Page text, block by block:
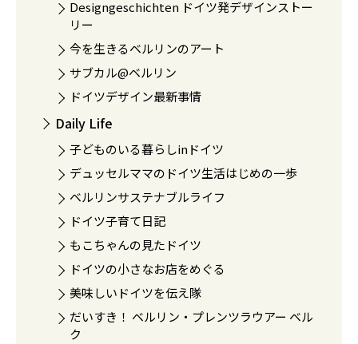
Designgeschichten ドイツ発デザインストー
リー
今を生きるベルリンのアート
サブカル@ベルリン
ドイツデザイン最新事情
Daily Life
子どものいる暮らしinドイツ
デュッセルママのドイツ生活はじめの一歩
ベルリンサステナブルライフ
ドイツ子育て日記
もこちゃんの見たドイツ
ドイツの小さなお店をめぐる
美味しいドイツを伝え隊
だいすき！ ベルリン・プレンツラウアー ベル
ク